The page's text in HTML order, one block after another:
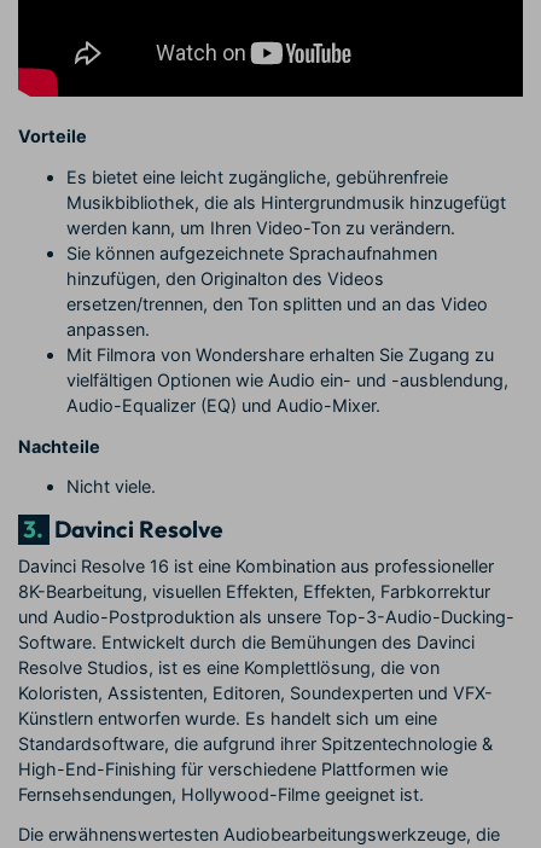
Vorteile
Es bietet eine leicht zugängliche, gebührenfreie
Musikbibliothek, die als Hintergrundmusik hinzugefügt
werden kann, um Ihren Video-Ton zu verändern.
Sie können aufgezeichnete Sprachaufnahmen
hinzufügen, den Originalton des Videos
ersetzen/trennen, den Ton splitten und an das Video
anpassen.
Mit Filmora von Wondershare erhalten Sie Zugang zu
vielfältigen Optionen wie Audio ein- und -ausblendung,
Audio-Equalizer (EQ) und Audio-Mixer.
Nachteile
Nicht viele.
3. Davinci Resolve
Davinci Resolve 16 ist eine Kombination aus professioneller
8K-Bearbeitung, visuellen Effekten, Effekten, Farbkorrektur
und Audio-Postproduktion als unsere Top-3-Audio-Ducking-
Software. Entwickelt durch die Bemühungen des Davinci
Resolve Studios, ist es eine Komplettlösung, die von
Koloristen, Assistenten, Editoren, Soundexperten und VFX-
Künstlern entworfen wurde. Es handelt sich um eine
Standardsoftware, die aufgrund ihrer Spitzentechnologie &
High-End-Finishing für verschiedene Plattformen wie
Fernsehsendungen, Hollywood-Filme geeignet ist.
Die erwähnenswertesten Audiobearbeitungswerkzeuge, die